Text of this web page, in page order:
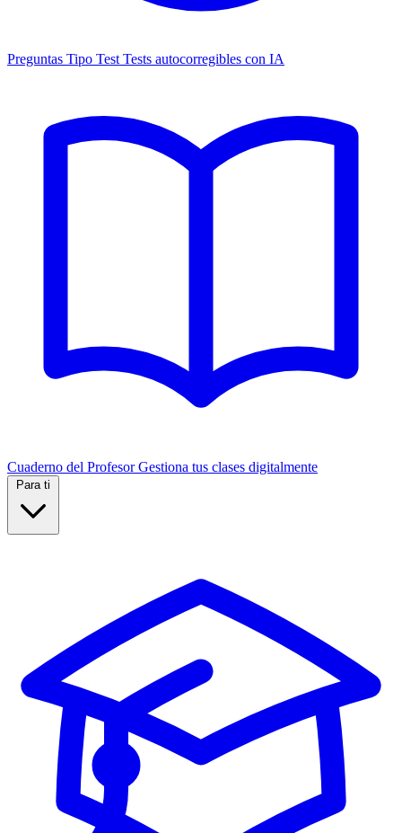
Preguntas Tipo Test Tests autocorregibles con IA
Cuaderno del Profesor Gestiona tus clases digitalmente